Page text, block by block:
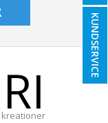
KUNDSERVICE
kreationer